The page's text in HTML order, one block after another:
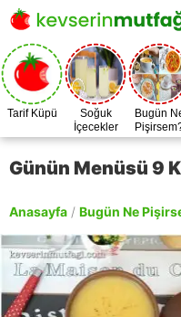
Tarif Küpü
Soğuk
İçecekler
Bugün
Günün Menüsü 9
Anasayfa / Bugün Ne